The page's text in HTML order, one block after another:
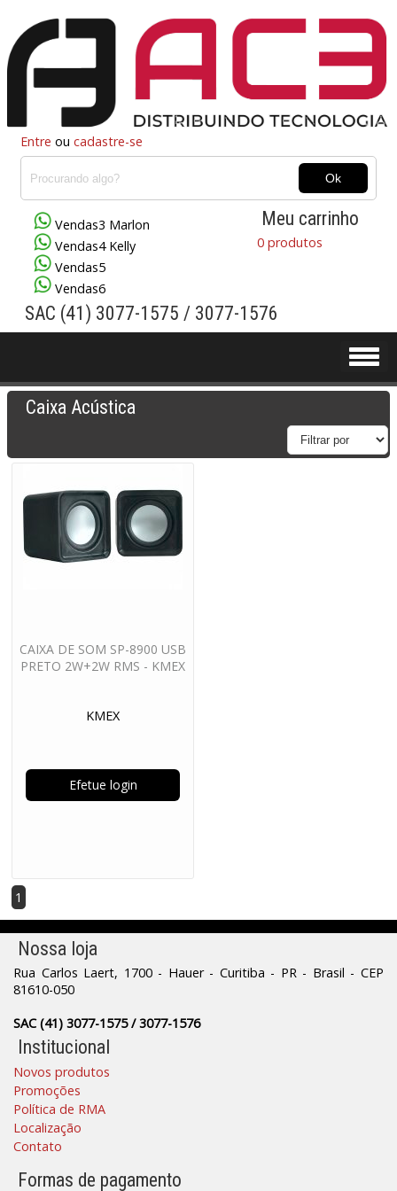
Entre ou cadastre-se
Vendas3 Marlon
Vendas4 Kelly
Vendas5
Vendas6
Meu carrinho
0 produtos
SAC (41) 3077-1575 / 3077-1576
Caixa Acústica
CAIXA DE SOM SP-8900 USB
PRETO 2W+2W RMS - KMEX
KMEX
Efetue login
1
Nossa loja
Rua Carlos Laert, 1700 - Hauer - Curitiba - PR - Brasil - CEP
81610-050
SAC (41) 3077-1575 / 3077-1576
Institucional
Novos produtos
Promoções
Política de RMA
Localização
Contato
Formas de pagamento